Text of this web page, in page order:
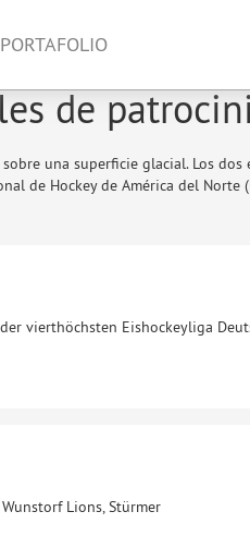
PORTAFOLIO
de
una superficie glacial. Los
de Hockey de América del Norte
vierthöchsten Eishockeyliga
Lions, Stürmer